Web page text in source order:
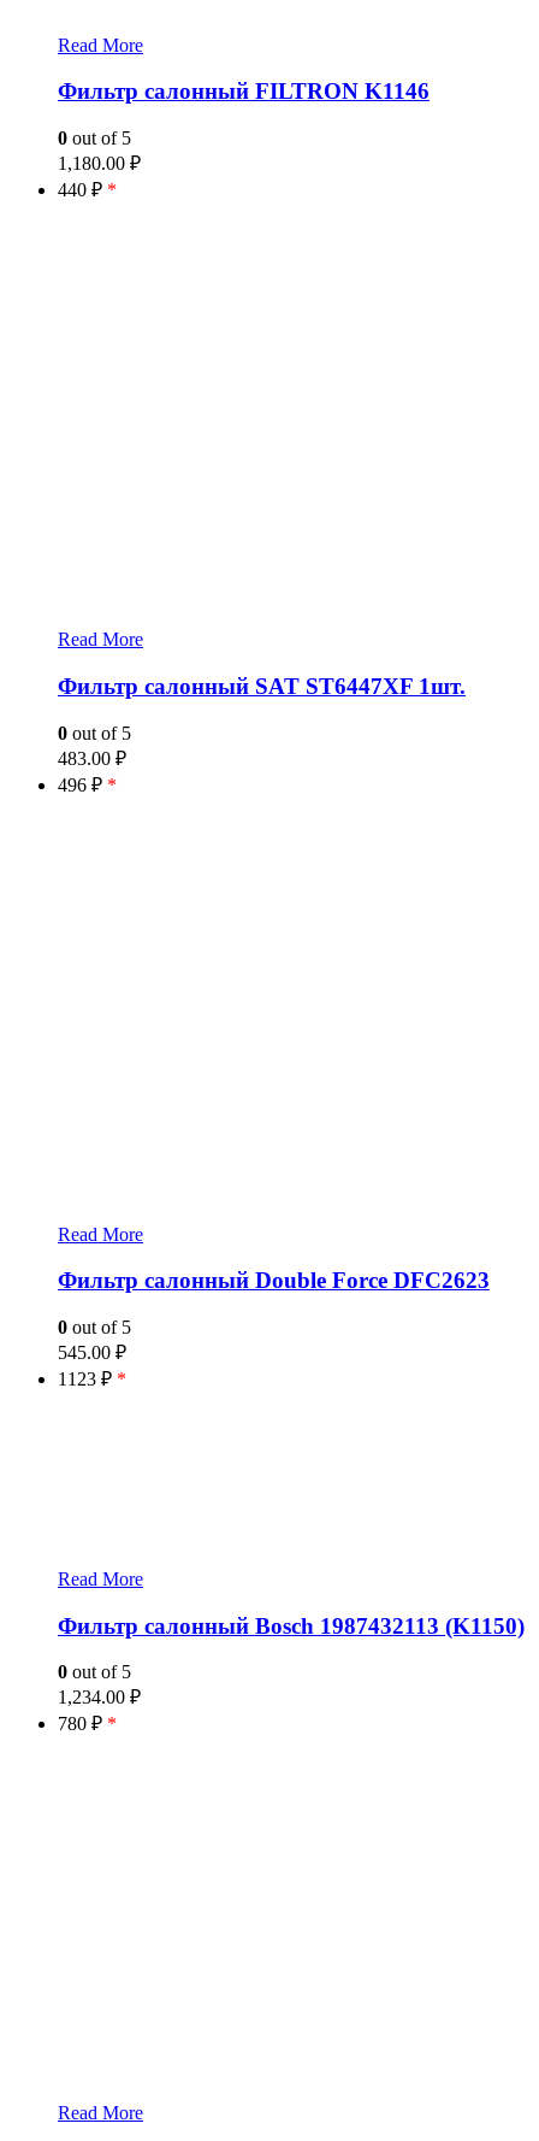
Read More
Фильтр салонный FILTRON K1146
0 out of 5
1,180.00 ₽
440 ₽ *
Read More
Фильтр салонный SAT ST6447XF 1шт.
0 out of 5
483.00 ₽
496 ₽ *
Read More
Фильтр салонный Double Force DFC2623
0 out of 5
545.00 ₽
1123 ₽ *
Read More
Фильтр салонный Bosch 1987432113 (K1150)
0 out of 5
1,234.00 ₽
780 ₽ *
Read More